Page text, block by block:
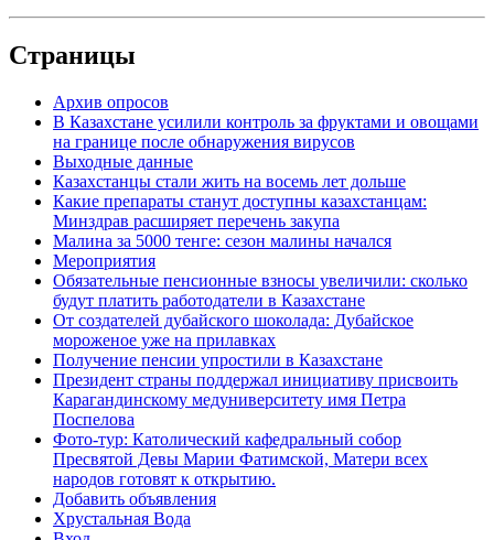
Страницы
Архив опросов
В Казахстане усилили контроль за фруктами и овощами
на границе после обнаружения вирусов
Выходные данные
Казахстанцы стали жить на восемь лет дольше
Какие препараты станут доступны казахстанцам:
Минздрав расширяет перечень закупа
Малина за 5000 тенге: сезон малины начался
Мероприятия
Обязательные пенсионные взносы увеличили: сколько
будут платить работодатели в Казахстане
От создателей дубайского шоколада: Дубайское
мороженое уже на прилавках
Получение пенсии упростили в Казахстане
Президент страны поддержал инициативу присвоить
Карагандинскому медуниверситету имя Петра
Поспелова
Фото-тур: Католический кафедральный собор
Пресвятой Девы Марии Фатимской, Матери всех
народов готовят к открытию.
Добавить объявления
Хрустальная Вода